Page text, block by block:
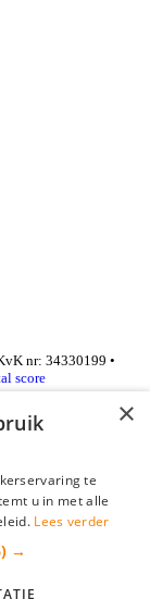
nr: 34330199 •
score
×
te
u in met alle
Lees verder
→